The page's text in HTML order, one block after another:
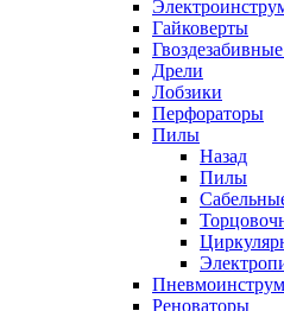
Гайковерты
Дрели
Лобзики
Перфораторы
Пилы
Назад
Пилы
Реноваторы